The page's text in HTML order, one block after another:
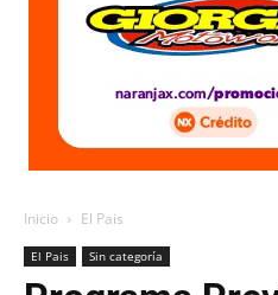
Inicio El Pais
El Pais Sin categoría